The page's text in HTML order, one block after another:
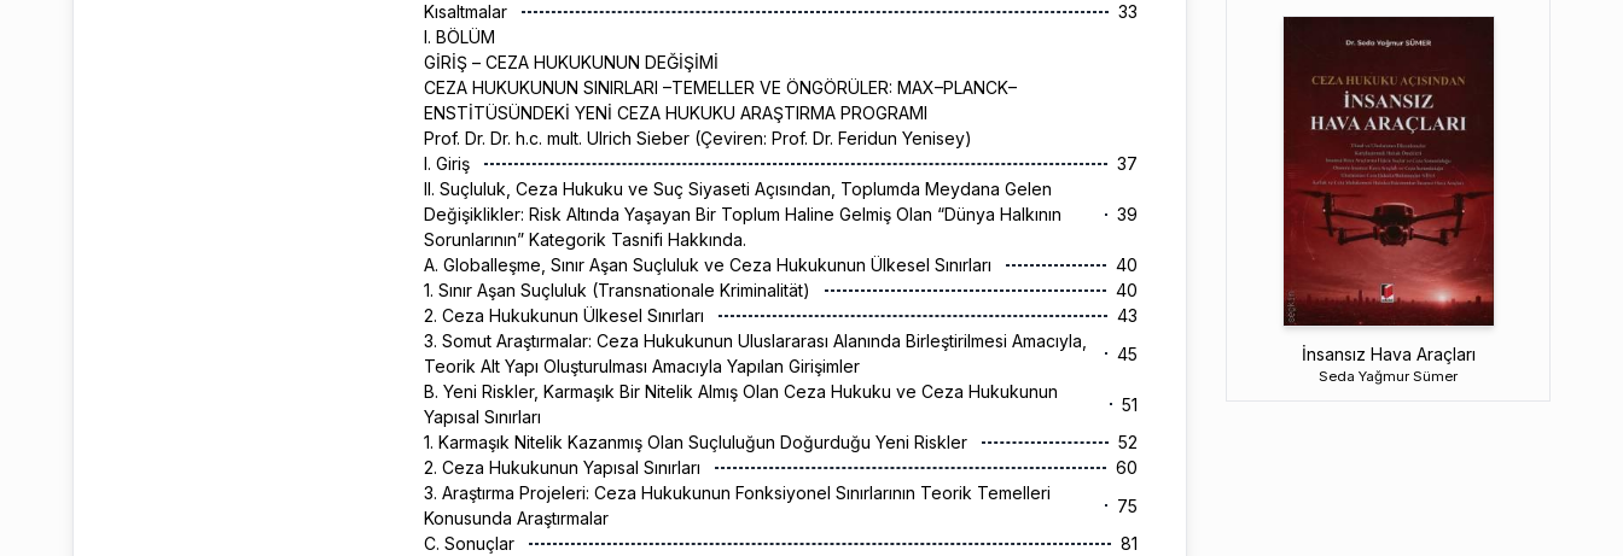
Kısaltmalar
33
I. BÖLÜM
GİRİŞ – CEZA HUKUKUNUN DEĞİŞİMİ
CEZA HUKUKUNUN SINIRLARI –TEMELLER VE ÖNGÖRÜLER: MAX–PLANCK–
ENSTİTÜSÜNDEKİ YENİ CEZA HUKUKU ARAŞTIRMA PROGRAMI
Prof. Dr. Dr. h.c. mult. Ulrich Sieber (Çeviren: Prof. Dr. Feridun Yenisey)
I. Giriş
37
II. Suçluluk, Ceza Hukuku ve Suç Siyaseti Açısından, Toplumda Meydana Gelen
Değişiklikler: Risk Altında Yaşayan Bir Toplum Haline Gelmiş Olan “Dünya Halkının
Sorunlarının” Kategorik Tasnifi Hakkında.
39
A. Globalleşme, Sınır Aşan Suçluluk ve Ceza Hukukunun Ülkesel Sınırları
40
1. Sınır Aşan Suçluluk (Transnationale Kriminalität)
40
2. Ceza Hukukunun Ülkesel Sınırları
43
3. Somut Araştırmalar: Ceza Hukukunun Uluslararası Alanında Birleştirilmesi Amacıyla,
Teorik Alt Yapı Oluşturulması Amacıyla Yapılan Girişimler
45
B. Yeni Riskler, Karmaşık Bir Nitelik Almış Olan Ceza Hukuku ve Ceza Hukukunun
Yapısal Sınırları
51
1. Karmaşık Nitelik Kazanmış Olan Suçluluğun Doğurduğu Yeni Riskler
52
2. Ceza Hukukunun Yapısal Sınırları
60
3. Araştırma Projeleri: Ceza Hukukunun Fonksiyonel Sınırlarının Teorik Temelleri
Konusunda Araştırmalar
75
C. Sonuçlar
81
İnsansız Hava Araçları
Seda Yağmur Sümer